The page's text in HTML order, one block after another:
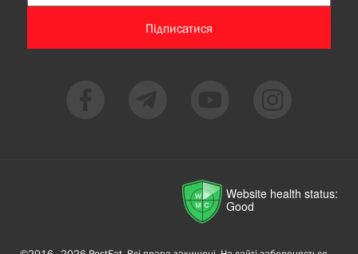
Підписатися
Website health status:
Good